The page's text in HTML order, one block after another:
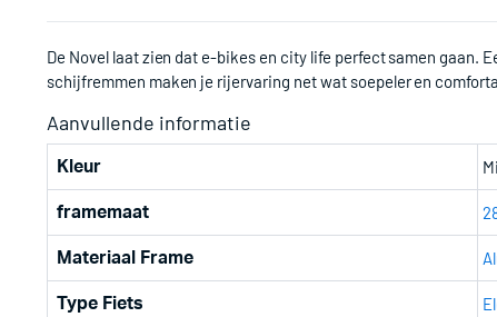
De Novel laat zien dat e-bikes en city life perfect samen
schijfremmen maken je rijervaring net wat soepeler en
Aanvullende informatie
Kleur
framemaat
Materiaal Frame
Type Fiets